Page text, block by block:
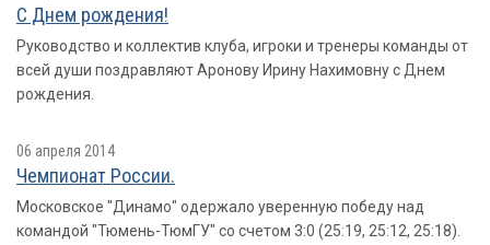
С Днем рождения!
Руководство и коллектив клуба, игроки и тренеры команды от
всей души поздравляют Аронову Ирину Нахимовну с Днем
рождения.
06 апреля 2014
Чемпионат России.
Московское "Динамо" одержало уверенную победу над
командой "Тюмень-ТюмГУ" со счетом 3:0 (25:19, 25:12, 25:18).